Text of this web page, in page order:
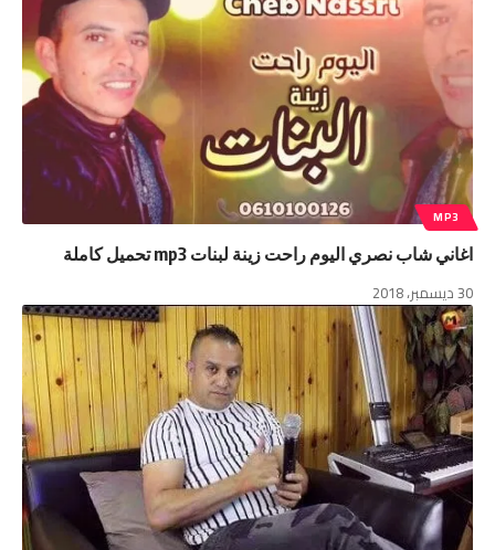
MP3
اغاني شاب نصري اليوم راحت زينة لبنات mp3 تحميل كاملة
30 ديسمبر، 2018